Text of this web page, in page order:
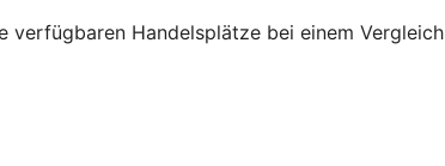
verfügbaren Handelsplätze bei einem Vergleich